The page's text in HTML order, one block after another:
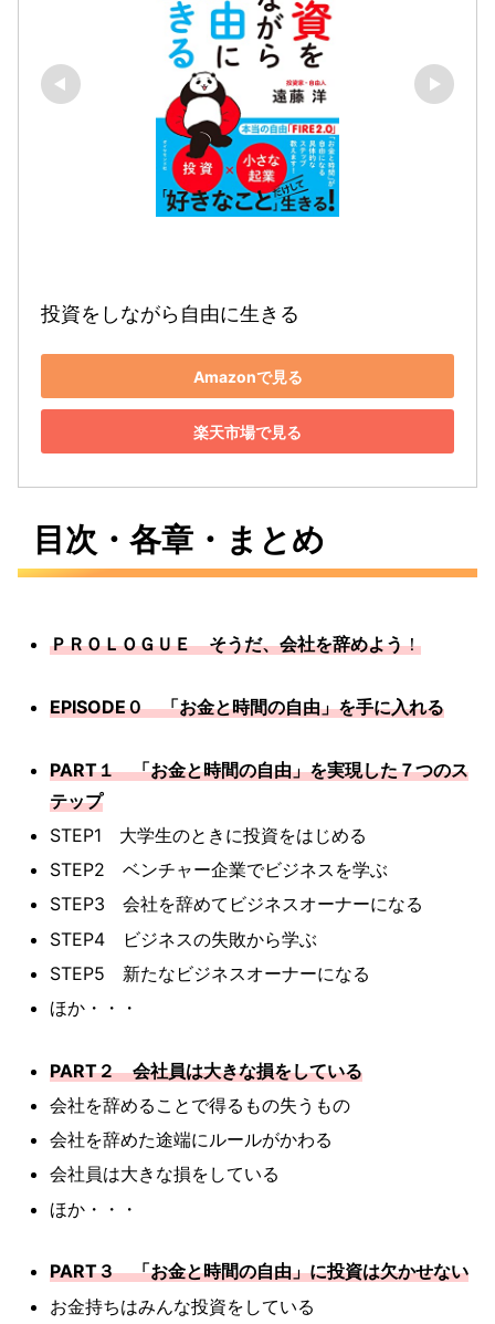
投資をしながら自由に生きる
Amazonで見る
楽天市場で見る
目次・各章・まとめ
ＰＲＯＬＯＧＵＥ そうだ、会社を辞めよう！
EPISODE０ 「お金と時間の自由」を手に入れる
PART１ 「お金と時間の自由」を実現した７つのス
テップ
STEP1 大学生のときに投資をはじめる
STEP2 ベンチャー企業でビジネスを学ぶ
STEP3 会社を辞めてビジネスオーナーになる
STEP4 ビジネスの失敗から学ぶ
STEP5 新たなビジネスオーナーになる
ほか・・・
PART２ 会社員は大きな損をしている
会社を辞めることで得るもの失うもの
会社を辞めた途端にルールがかわる
会社員は大きな損をしている
ほか・・・
PART３ 「お金と時間の自由」に投資は欠かせない
お金持ちはみんな投資をしている